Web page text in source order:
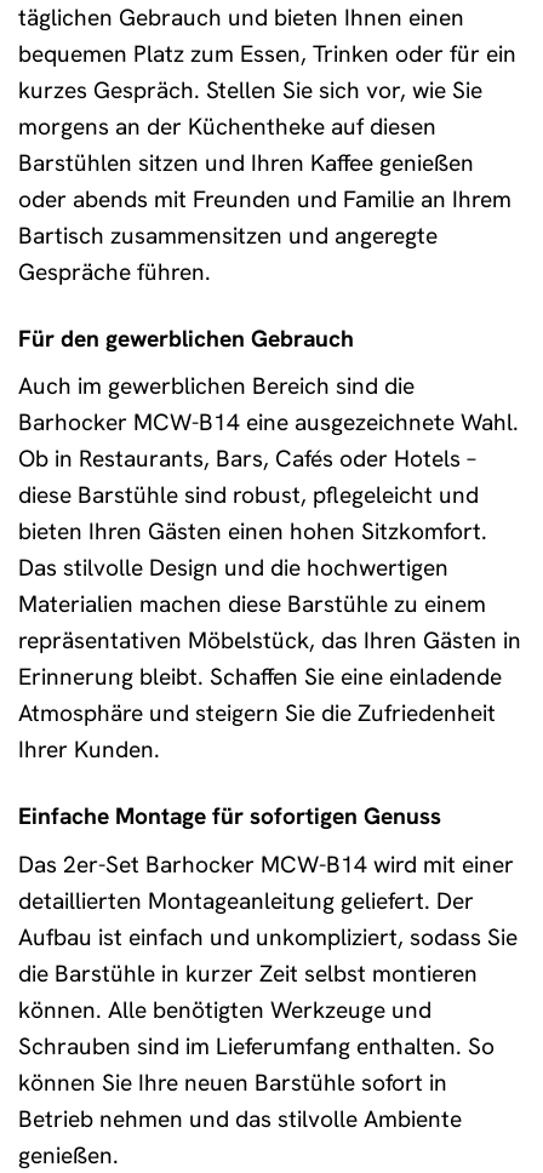
täglichen Gebrauch und bieten Ihnen einen
bequemen Platz zum Essen, Trinken oder für ein
kurzes Gespräch. Stellen Sie sich vor, wie Sie
morgens an der Küchentheke auf diesen
Barstühlen sitzen und Ihren Kaffee genießen
oder abends mit Freunden und Familie an Ihrem
Bartisch zusammensitzen und angeregte
Gespräche führen.
Für den gewerblichen Gebrauch
Auch im gewerblichen Bereich sind die
Barhocker MCW-B14 eine ausgezeichnete Wahl.
Ob in Restaurants, Bars, Cafés oder Hotels –
diese Barstühle sind robust, pflegeleicht und
bieten Ihren Gästen einen hohen Sitzkomfort.
Das stilvolle Design und die hochwertigen
Materialien machen diese Barstühle zu einem
repräsentativen Möbelstück, das Ihren Gästen in
Erinnerung bleibt. Schaffen Sie eine einladende
Atmosphäre und steigern Sie die Zufriedenheit
Ihrer Kunden.
Einfache Montage für sofortigen Genuss
Das 2er-Set Barhocker MCW-B14 wird mit einer
detaillierten Montageanleitung geliefert. Der
Aufbau ist einfach und unkompliziert, sodass Sie
die Barstühle in kurzer Zeit selbst montieren
können. Alle benötigten Werkzeuge und
Schrauben sind im Lieferumfang enthalten. So
können Sie Ihre neuen Barstühle sofort in
Betrieb nehmen und das stilvolle Ambiente
genießen.